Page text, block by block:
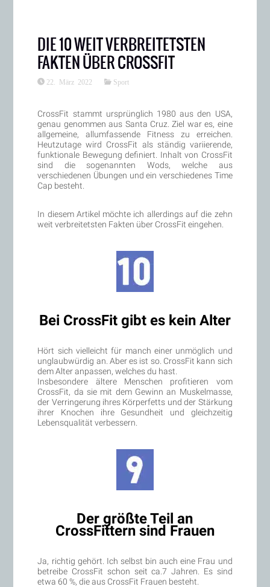
DIE 10 WEIT VERBREITETSTEN
FAKTEN ÜBER CROSSFIT
22. März 2022 Sport
CrossFit stammt ursprünglich 1980 aus den USA,
genau genommen aus Santa Cruz. Ziel war es, eine
allgemeine, allumfassende Fitness zu erreichen.
Heutzutage wird CrossFit als ständig variierende,
funktionale Bewegung definiert. Inhalt von CrossFit
sind die sogenannten Wods, welche aus
verschiedenen Übungen und ein verschiedenes Time
Cap besteht.
In diesem Artikel möchte ich allerdings auf die zehn
weit verbreitetsten Fakten über CrossFit eingehen.
Bei CrossFit gibt es kein Alter
Hört sich vielleicht für manch einer unmöglich und
unglaubwürdig an. Aber es ist so. CrossFit kann sich
dem Alter anpassen, welches du hast.
Insbesondere ältere Menschen profitieren vom
CrossFit, da sie mit dem Gewinn an Muskelmasse,
der Verringerung ihres Körperfetts und der Stärkung
ihrer Knochen ihre Gesundheit und gleichzeitig
Lebensqualität verbessern.
Der größte Teil an
CrossFittern sind Frauen
Ja, richtig gehört. Ich selbst bin auch eine Frau und
betreibe CrossFit schon seit ca.7 Jahren. Es sind
etwa 60 %, die aus CrossFit Frauen besteht.